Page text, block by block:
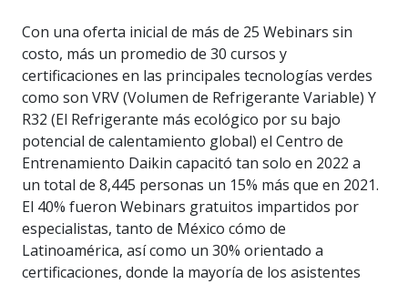
Con una oferta inicial de más de 25 Webinars sin
costo, más un promedio de 30 cursos y
certificaciones en las principales tecnologías verdes
como son VRV (Volumen de Refrigerante Variable) Y
R32 (El Refrigerante más ecológico por su bajo
potencial de calentamiento global) el Centro de
Entrenamiento Daikin capacitó tan solo en 2022 a
un total de 8,445 personas un 15% más que en 2021.
El 40% fueron Webinars gratuitos impartidos por
especialistas, tanto de México cómo de
Latinoamérica, así como un 30% orientado a
certificaciones, donde la mayoría de los asistentes